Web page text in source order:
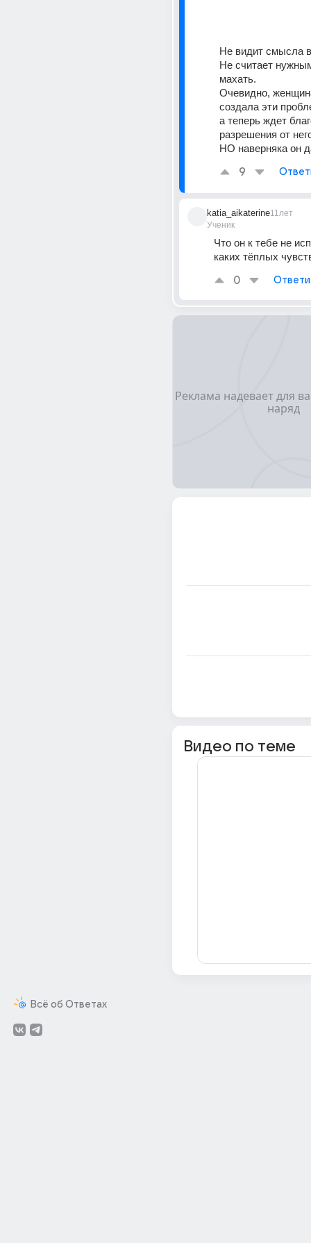
Всё об Ответах
Не видит смысла
Не считает
махать.
Очевидно,
создала эти
а теперь ждет
разрешения от
НО наверняка он
9
katia_aikaterine
Ученик
11лет
Что он к тебе не
каких тёплых
0
Видео по теме